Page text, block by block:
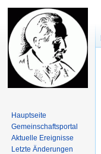
Hauptseite
Gemeinschafts­portal
Aktuelle Ereignisse
Letzte Änderungen